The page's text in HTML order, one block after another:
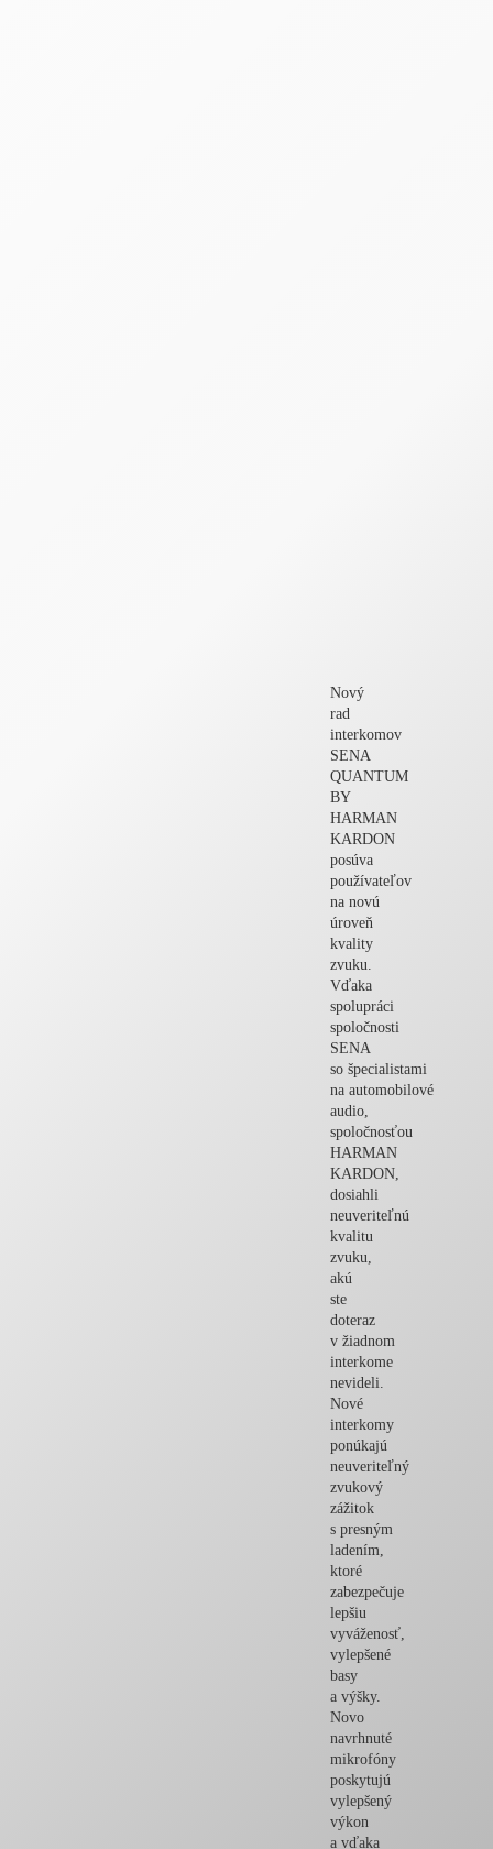
Nový
rad
interkomov
SENA
QUANTUM
BY
HARMAN
KARDON
posúva
používateľov
na novú
úroveň
kvality
zvuku.
Vďaka
spolupráci
spoločnosti
SENA
so špecialistami
na automobilové
audio,
spoločnosťou
HARMAN
KARDON,
dosiahli
neuveriteľnú
kvalitu
zvuku,
akú
ste
doteraz
v žiadnom
interkome
nevideli.
Nové
interkomy
ponúkajú
neuveriteľný
zvukový
zážitok
s presným
ladením,
ktoré
zabezpečuje
lepšiu
vyváženosť,
vylepšené
basy
a výšky.
Novo
navrhnuté
mikrofóny
poskytujú
vylepšený
výkon
a vďaka